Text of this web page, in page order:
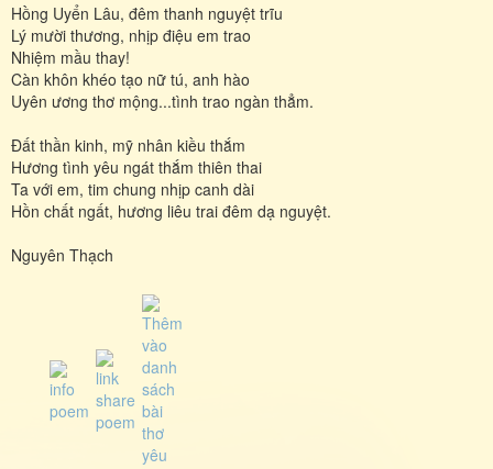
Hồng Uyển Lâu, đêm thanh nguyệt trĩu
Lý mười thương, nhịp điệu em trao
Nhiệm mầu thay!
Càn khôn khéo tạo nữ tú, anh hào
Uyên ương thơ mộng...tình trao ngàn thẳm.
Đất thần kinh, mỹ nhân kiều thắm
Hương tình yêu ngát thắm thiên thai
Ta với em, tim chung nhịp canh dài
Hồn chất ngất, hương liêu trai đêm dạ nguyệt.
Nguyên Thạch